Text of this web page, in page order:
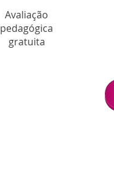
Avaliação
pedagógica
gratuita